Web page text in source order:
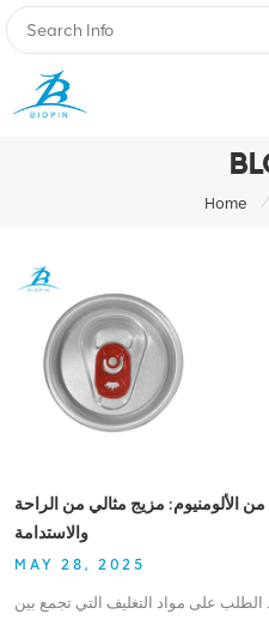
Home /
الألومنيوم: مزيج مثالي من الراحة
والاستدامة
MAY 28, 2025
على مواد التغليف التي تجمع بين